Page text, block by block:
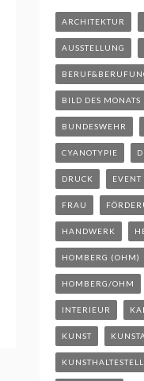
ARCHITEKTUR
AUSSTELLUNG
BILD DES MONATS
BUNDESWEHR
CYANOTYPIE
DRUCK EVENT
FRAU
HANDWERK
HOMBERG (OHM)
HOMBERG/OHM
INTERIEUR
KUNST